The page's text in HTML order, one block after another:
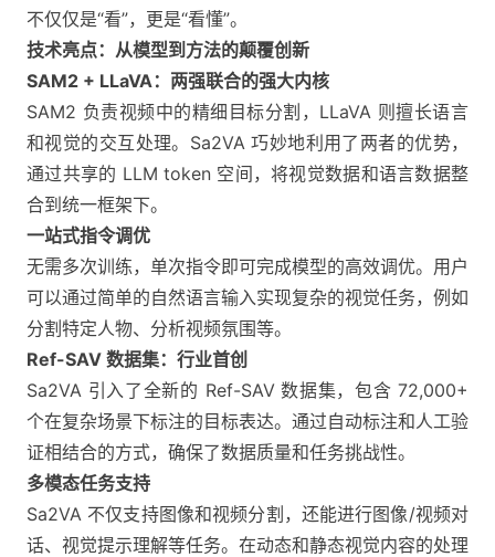
不仅仅是“看”，更是“看懂”。
技术亮点：从模型到方法的颠覆创新
SAM2 + LLaVA：两强联合的强大内核
SAM2 负责视频中的精细目标分割，LLaVA 则擅长语言
和视觉的交互处理。Sa2VA 巧妙地利用了两者的优势，
通过共享的 LLM token 空间，将视觉数据和语言数据整
合到统一框架下。
一站式指令调优
无需多次训练，单次指令即可完成模型的高效调优。用户
可以通过简单的自然语言输入实现复杂的视觉任务，例如
分割特定人物、分析视频氛围等。
Ref-SAV 数据集：行业首创
Sa2VA 引入了全新的 Ref-SAV 数据集，包含 72,000+
个在复杂场景下标注的目标表达。通过自动标注和人工验
证相结合的方式，确保了数据质量和任务挑战性。
多模态任务支持
Sa2VA 不仅支持图像和视频分割，还能进行图像/视频对
话、视觉提示理解等任务。在动态和静态视觉内容的处理